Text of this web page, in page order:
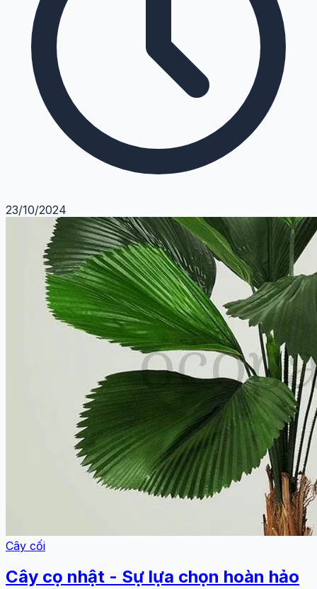
23/10/2024
Cây cối
Cây cọ nhật - Sự lựa chọn hoàn hảo